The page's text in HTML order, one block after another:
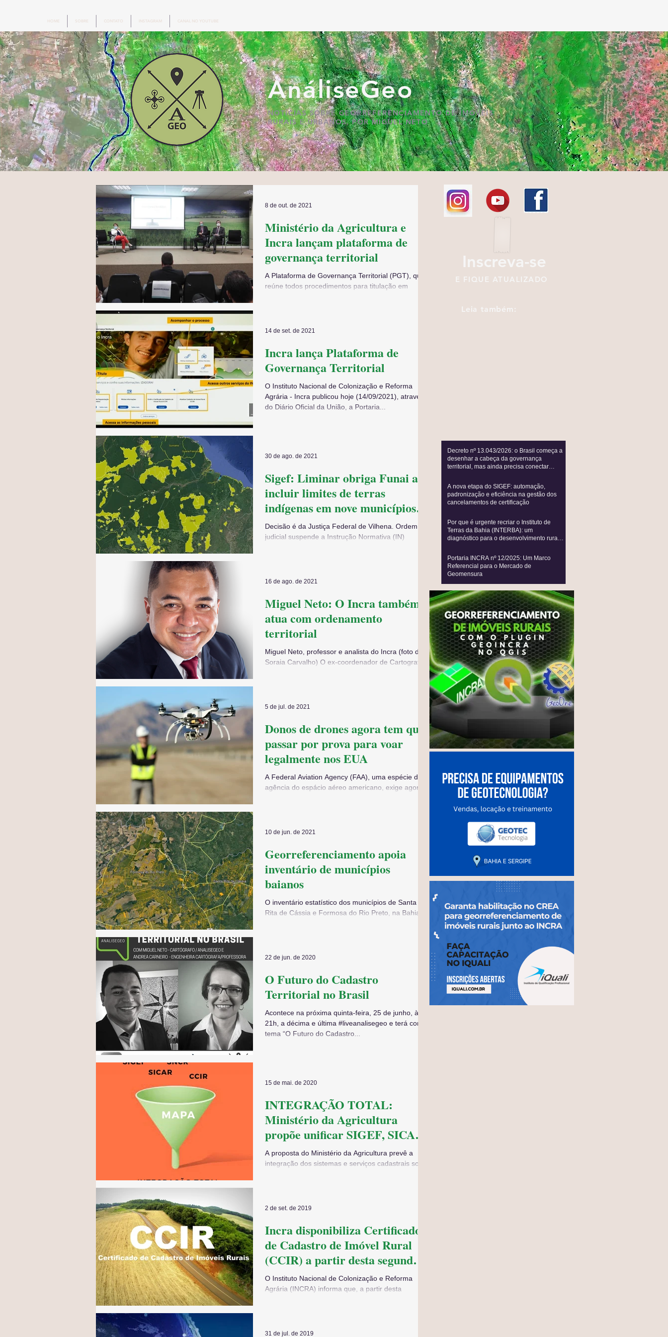
HOME SOBRE CONTATO INSTAGRAM CANAL NO YOUTUBE
AnáliseGeo
NOTÍCIAS SOBRE GEORREFERENCIAMENTO DE IMÓVEIS
RURAIS E URBANOS, POR MIGUEL NETO
Ministério da Agricultura e
Incra lançam plataforma de
governança territorial
A Plataforma de Governança Territorial (PGT), que
reúne todos procedimentos para titulação em
8 de out. de 2021
Incra lança Plataforma de
Governança Territorial
O Instituto Nacional de Colonização e Reforma
Agrária - Incra publicou hoje (14/09/2021), através
do Diário Oficial da União, a Portaria...
14 de set. de 2021
Sigef: Liminar obriga Funai a
incluir limites de terras
indígenas em nove municípios
de Rondônia
Decisão é da Justiça Federal de Vilhena. Ordem
judicial suspende a Instrução Normativa (IN)
30 de ago. de 2021
Miguel Neto: O Incra também
atua com ordenamento
territorial
Miguel Neto, professor e analista do Incra (foto de
Soraia Carvalho) O ex-coordenador de Cartografia
16 de ago. de 2021
Donos de drones agora tem que
passar por prova para voar
legalmente nos EUA
A Federal Aviation Agency (FAA), uma espécie de
agência do espácio aéreo americano, exige agora
5 de jul. de 2021
Georreferenciamento apoia
inventário de municípios
baianos
O inventário estatístico dos municípios de Santa
Rita de Cássia e Formosa do Rio Preto, na Bahia,
10 de jun. de 2021
O Futuro do Cadastro
Territorial no Brasil
Acontece na próxima quinta-feira, 25 de junho, às
21h, a décima e última #liveanalisegeo e terá como
tema “O Futuro do Cadastro...
22 de jun. de 2020
INTEGRAÇÃO TOTAL:
Ministério da Agricultura
propõe unificar SIGEF, SICAR,
SNCR, CCIR e ADA
A proposta do Ministério da Agricultura prevê a
integração dos sistemas e serviços cadastrais sob
15 de mai. de 2020
Incra disponibiliza Certificado
de Cadastro de Imóvel Rural
(CCIR) a partir desta segunda-
feira (02)
O Instituto Nacional de Colonização e Reforma
Agrária (INCRA) informa que, a partir desta
2 de set. de 2019
31 de jul. de 2019
Decreto nº 13.043/2026: o Brasil começa a
desenhar a cabeça da governança
territorial, mas ainda precisa conectar
A nova etapa do SIGEF: automação,
padronização e eficiência na gestão dos
cancelamentos de certificação
Por que é urgente recriar o Instituto de
Terras da Bahia (INTERBA): um
diagnóstico para o desenvolvimento rural e
Portaria INCRA nº 12/2025: Um Marco
Referencial para o Mercado de
Geomensura
Inscreva-se
E FIQUE ATUALIZADO
Leia também: